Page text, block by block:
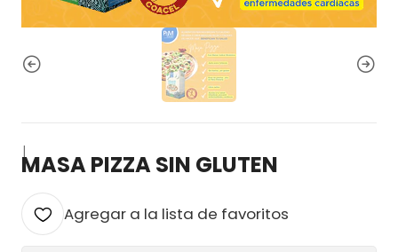
|MASA PIZZA SIN GLUTEN
Agregar a la lista de favoritos